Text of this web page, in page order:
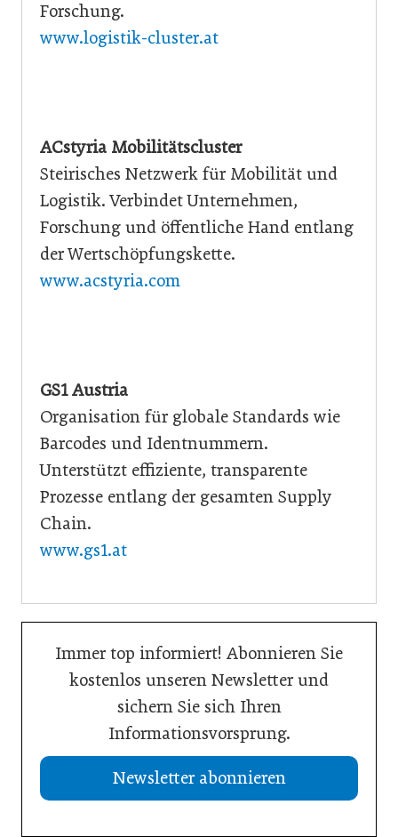
Forschung.
www.logistik-cluster.at
ACstyria Mobilitätscluster
Steirisches Netzwerk für Mobilität und
Logistik. Verbindet Unternehmen,
Forschung und öffentliche Hand entlang
der Wertschöpfungskette.
www.acstyria.com
GS1 Austria
Organisation für globale Standards wie
Barcodes und Identnummern.
Unterstützt effiziente, transparente
Prozesse entlang der gesamten Supply
Chain.
www.gs1.at
Immer top informiert! Abonnieren Sie
kostenlos unseren Newsletter und
sichern Sie sich Ihren
Informationsvorsprung.
Newsletter abonnieren